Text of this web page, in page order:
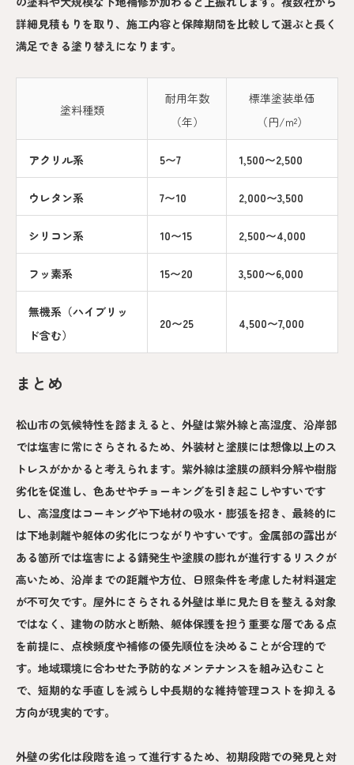
詳細見積もりを取り、施工内容と保障期間を比較して選ぶと長く
満足できる塗り替えになります。
塗料種類
耐用年数
（年）
標準塗装単価
（円/m²）
アクリル系 5〜7 1,500〜2,500
ウレタン系 7〜10 2,000〜3,500
シリコン系 10〜15 2,500〜4,000
フッ素系 15〜20 3,500〜6,000
無機系（ハイブリッ
ド含む）
20〜25 4,500〜7,000
まとめ
松山市の気候特性を踏まえると、外壁は紫外線と高湿度、沿岸部
では塩害に常にさらされるため、外装材と塗膜には想像以上のス
トレスがかかると考えられます。紫外線は塗膜の顔料分解や樹脂
劣化を促進し、色あせやチョーキングを引き起こしやすいです
し、高湿度はコーキングや下地材の吸水・膨張を招き、最終的に
は下地剥離や躯体の劣化につながりやすいです。金属部の露出が
ある箇所では塩害による錆発生や塗膜の膨れが進行するリスクが
高いため、沿岸までの距離や方位、日照条件を考慮した材料選定
が不可欠です。屋外にさらされる外壁は単に見た目を整える対象
ではなく、建物の防水と断熱、躯体保護を担う重要な層である点
を前提に、点検頻度や補修の優先順位を決めることが合理的で
す。地域環境に合わせた予防的なメンテナンスを組み込むこと
で、短期的な手直しを減らし中長期的な維持管理コストを抑える
方向が現実的です。
外壁の劣化は段階を追って進行するため、初期段階での発見と対